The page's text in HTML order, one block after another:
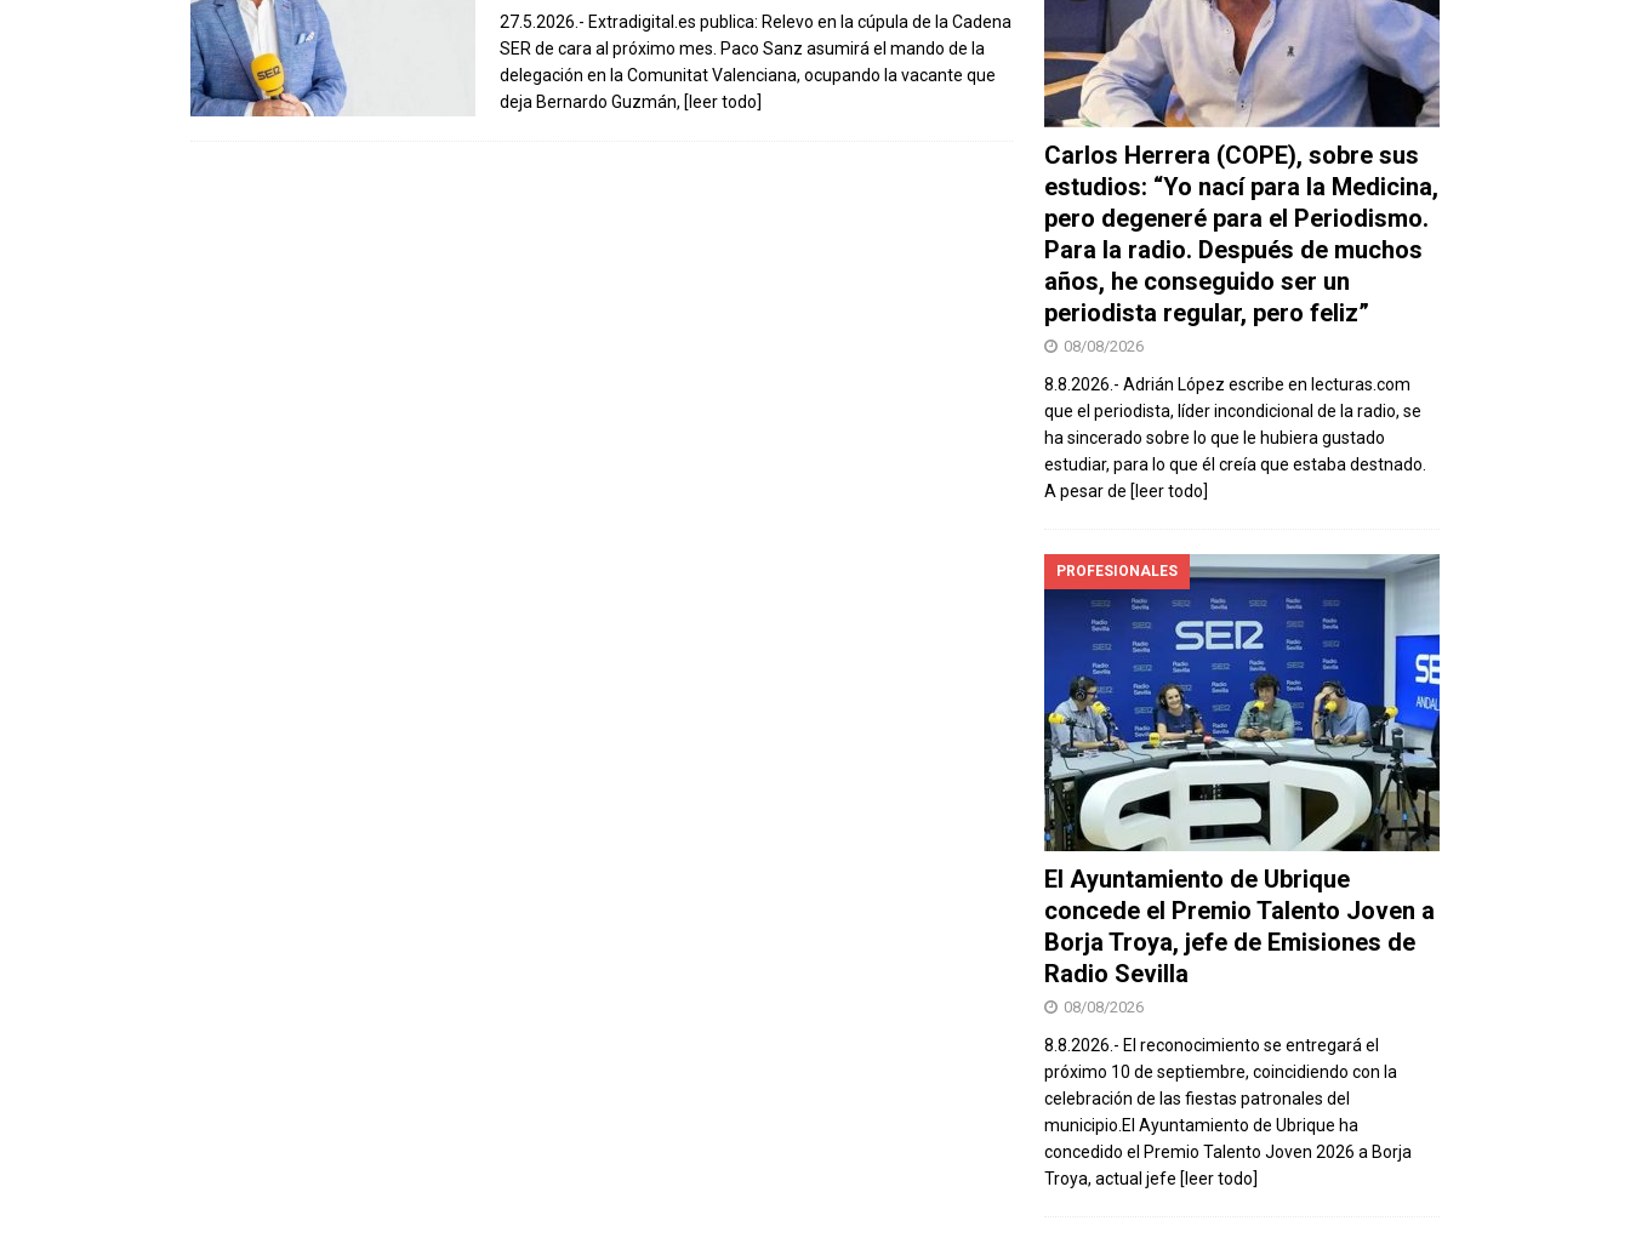
27.5.2026.- Extradigital.es publica: Relevo en la cúpula de la Cadena
SER de cara al próximo mes. Paco Sanz asumirá el mando de la
delegación en la Comunitat Valenciana, ocupando la vacante que
deja Bernardo Guzmán, [leer todo]
Carlos Herrera (COPE), sobre sus
estudios: “Yo nací para la Medicina,
pero degeneré para el Periodismo.
Para la radio. Después de muchos
años, he conseguido ser un
periodista regular, pero feliz”
08/08/2026
8.8.2026.- Adrián López escribe en lecturas.com
que el periodista, líder incondicional de la radio, se
ha sincerado sobre lo que le hubiera gustado
estudiar, para lo que él creía que estaba destnado.
A pesar de [leer todo]
PROFESIONALES
El Ayuntamiento de Ubrique
concede el Premio Talento Joven a
Borja Troya, jefe de Emisiones de
Radio Sevilla
08/08/2026
8.8.2026.- El reconocimiento se entregará el
próximo 10 de septiembre, coincidiendo con la
celebración de las fiestas patronales del
municipio.El Ayuntamiento de Ubrique ha
concedido el Premio Talento Joven 2026 a Borja
Troya, actual jefe [leer todo]